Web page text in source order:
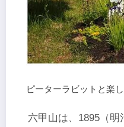
ピーターラビットと楽
六甲山は、1895（